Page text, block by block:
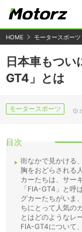
HOME モータースポーツ
日本車もつ
GT4」とは
モータースポーツ
目次
街なかで見かける
胸をおどらされる
カーたちは、サー
「FIA-GT4」と呼
グカーたちがいま
ちにとって人気の
とはどのようなレ
FIA-GT4について